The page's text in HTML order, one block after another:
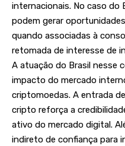
internacionais. No caso do
podem gerar
quando associadas à
retomada de interesse de
A atuação do Brasil
impacto do mercado
criptomoedas. A entrada
cripto reforça a
ativo do mercado digital.
indireto de confiança para